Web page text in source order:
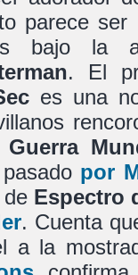
parece ser
bajo la
. El
es una
Guerra
por
Espectro
. Cuenta
a la